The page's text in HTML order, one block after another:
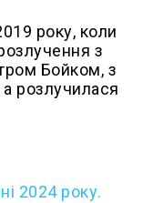
року, коли
з
Бойком, з
розлучилася
2024 року.